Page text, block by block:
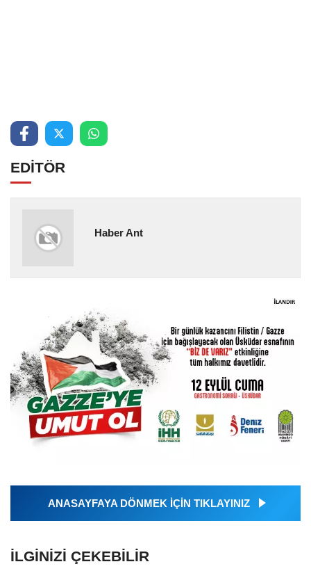
EDİTÖR
Haber Ant
ANASAYFAYA DÖNMEK İÇİN TIKLAYINIZ
İLGINIZI ÇEKEBILIR